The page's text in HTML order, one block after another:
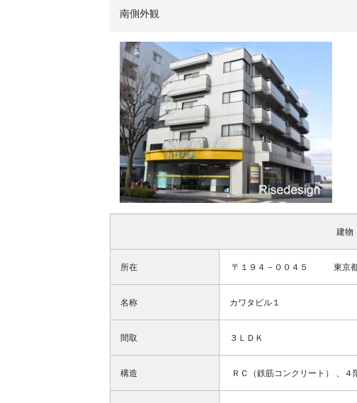
南側外観
建物
所在 〒１９４－００４５ 東京都
名称 カワタビル１
間取 ３ＬＤＫ
構造 ＲＣ（鉄筋コンクリート） 、４